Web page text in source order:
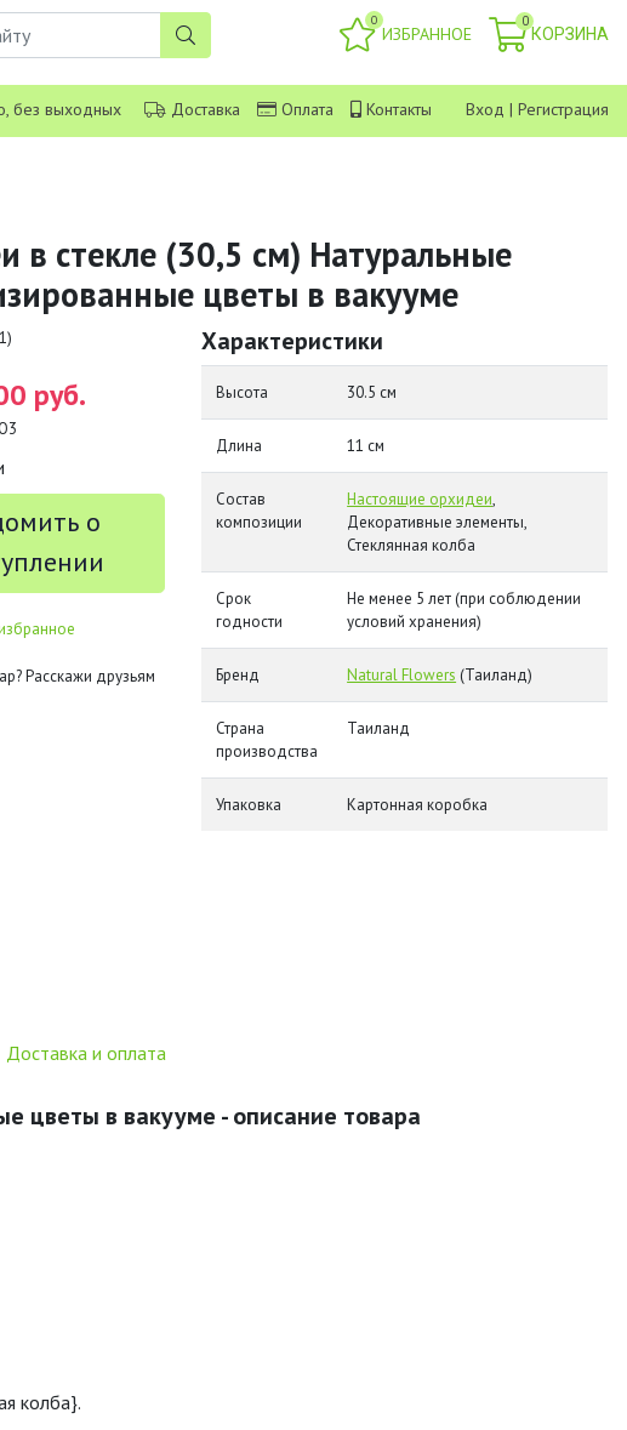
0
ИЗБРАННОЕ
0
КОРЗИНА
без выходных Доставка Оплата Контакты Вход | Регистрация
в стекле (30,5 см) Натуральные
цветы в вакууме
руб.
о
Расскажи друзьям
Характеристики
Высота 30.5 см
Длина 11 см
Состав
композиции
Настоящие орхидеи,
Декоративные элементы,
Стеклянная колба
Срок
годности
Не менее 5 лет (при соблюдении
условий хранения)
Бренд Natural Flowers (Таиланд)
Страна
производства
Таиланд
Упаковка Картонная коробка
Доставка и оплата
цветы в вакууме - описание товара
колба}.